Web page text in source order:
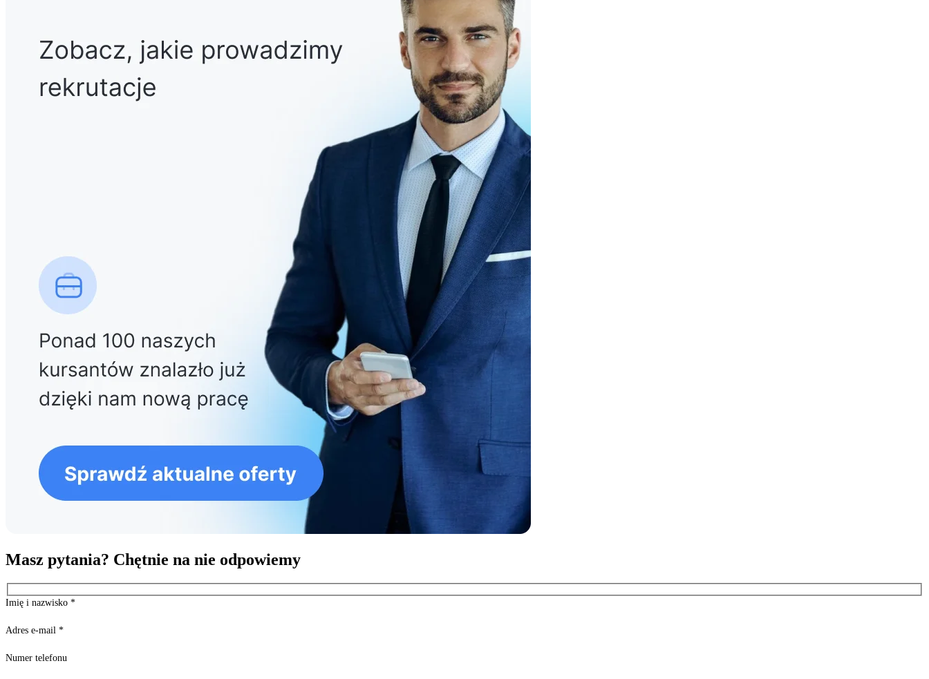
Masz pytania? Chętnie na nie odpowiemy
Imię i nazwisko *
Adres e-mail *
Numer telefonu